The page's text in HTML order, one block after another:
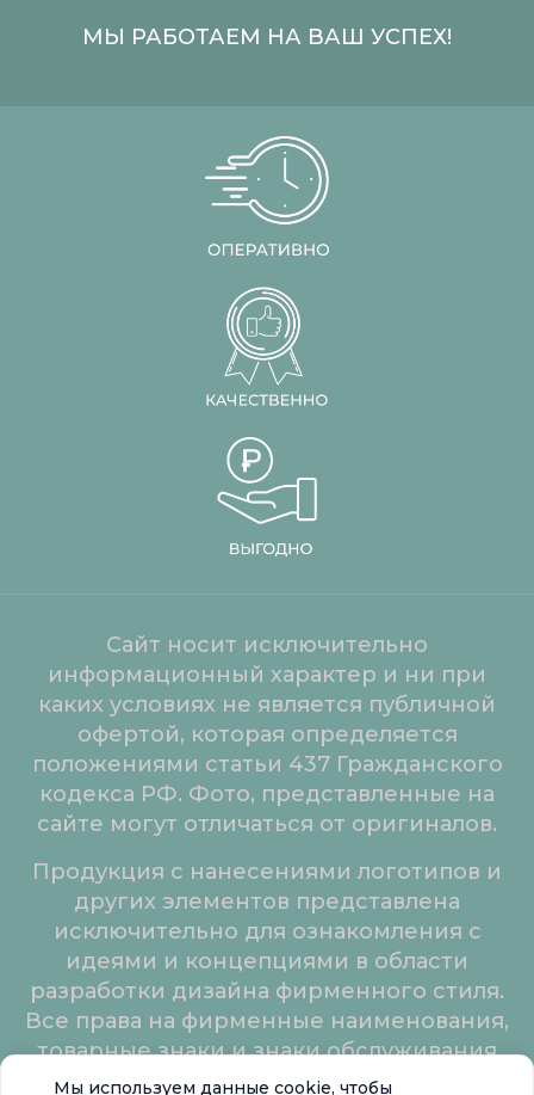
МЫ РАБОТАЕМ НА ВАШ УСПЕХ!
Сайт носит исключительно
информационный характер и ни при
каких условиях не является публичной
офертой, которая определяется
положениями статьи 437 Гражданского
кодекса РФ. Фото, представленные на
сайте могут отличаться от оригиналов.
Продукция с нанесениями логотипов и
других элементов представлена
исключительно для ознакомления с
идеями и концепциями в области
разработки дизайна фирменного стиля.
Все права на фирменные наименования,
товарные знаки и знаки обслуживания
принадлежат их законным владельцам.
Мы используем данные cookie, чтобы